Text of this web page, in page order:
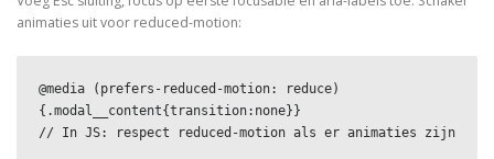
animaties uit voor reduced-motion:
@media (prefers-reduced-motion: reduce)
{.modal__content{transition:none}}
// In JS: respect reduced-motion als er animaties zijn